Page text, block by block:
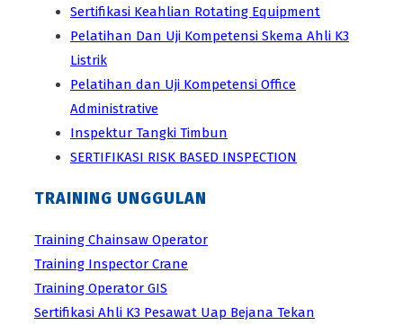
Sertifikasi Keahlian Rotating Equipment
Pelatihan Dan Uji Kompetensi Skema Ahli K3
Listrik
Pelatihan dan Uji Kompetensi Office
Administrative
Inspektur Tangki Timbun
SERTIFIKASI RISK BASED INSPECTION
TRAINING UNGGULAN
Training Chainsaw Operator
Training Inspector Crane
Training Operator GIS
Sertifikasi Ahli K3 Pesawat Uap Bejana Tekan